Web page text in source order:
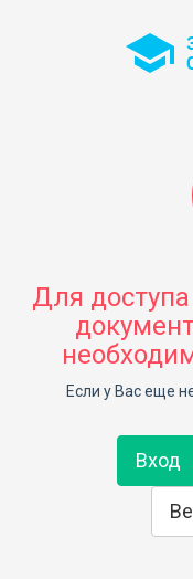
Для
Если у Вас еще
Вход